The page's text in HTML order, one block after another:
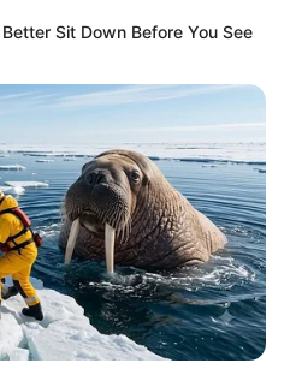
συνθήκες και απομόνωση
Ομπάμα-Μπάιντεν. Τότε
βασισμένοι στην
αλλάζουν τα
συνδυασμό με νέα
πληροφοριών, θα
για τις καθιερωμένες
Gabbard, αυτό σημαίνει μια
σύστημα. Επιτέλους
Sit Down Before You See